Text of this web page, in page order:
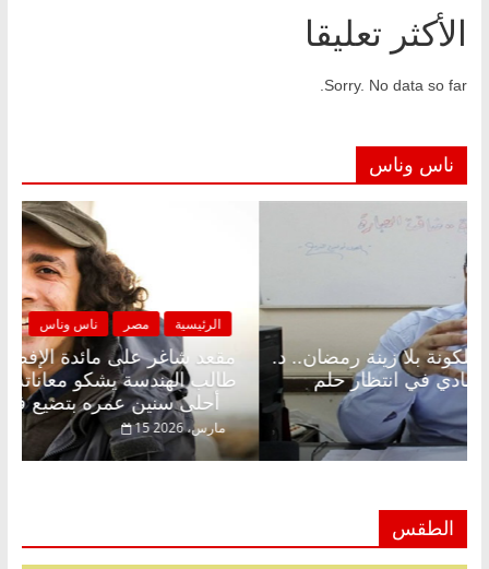
الأكثر تعليقا
Sorry. No data so far.
ناس وناس
أحلى سنين عمره بتضيع في السجن
الرئيسية ناس وناس
مقعد شاغر على الإفطار وبلكونة بلا زينة رمضان.. د.
عبدالخالق فاروق خبير اقتصادي في انتظار حلم
الحرية ولمة الحبايب
22 فبراير، 2026
الطقس